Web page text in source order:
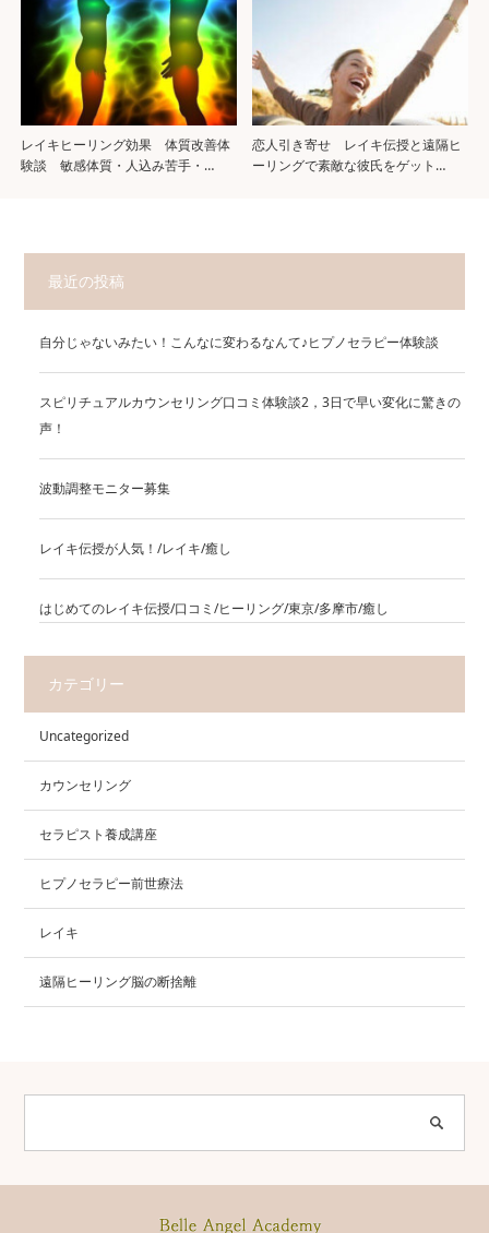
レイキヒーリング効果 体質改善体
験談 敏感体質・人込み苦手・…
恋人引き寄せ レイキ伝授と遠隔ヒ
ーリングで素敵な彼氏をゲット…
最近の投稿
自分じゃないみたい！こんなに変わるなんて♪ヒプノセラピー体験談
スピリチュアルカウンセリング口コミ体験談2，3日で早い変化に驚きの
声！
波動調整モニター募集
レイキ伝授が人気！/レイキ/癒し
はじめてのレイキ伝授/口コミ/ヒーリング/東京/多摩市/癒し
カテゴリー
Uncategorized
カウンセリング
セラピスト養成講座
ヒプノセラピー前世療法
レイキ
遠隔ヒーリング脳の断捨離